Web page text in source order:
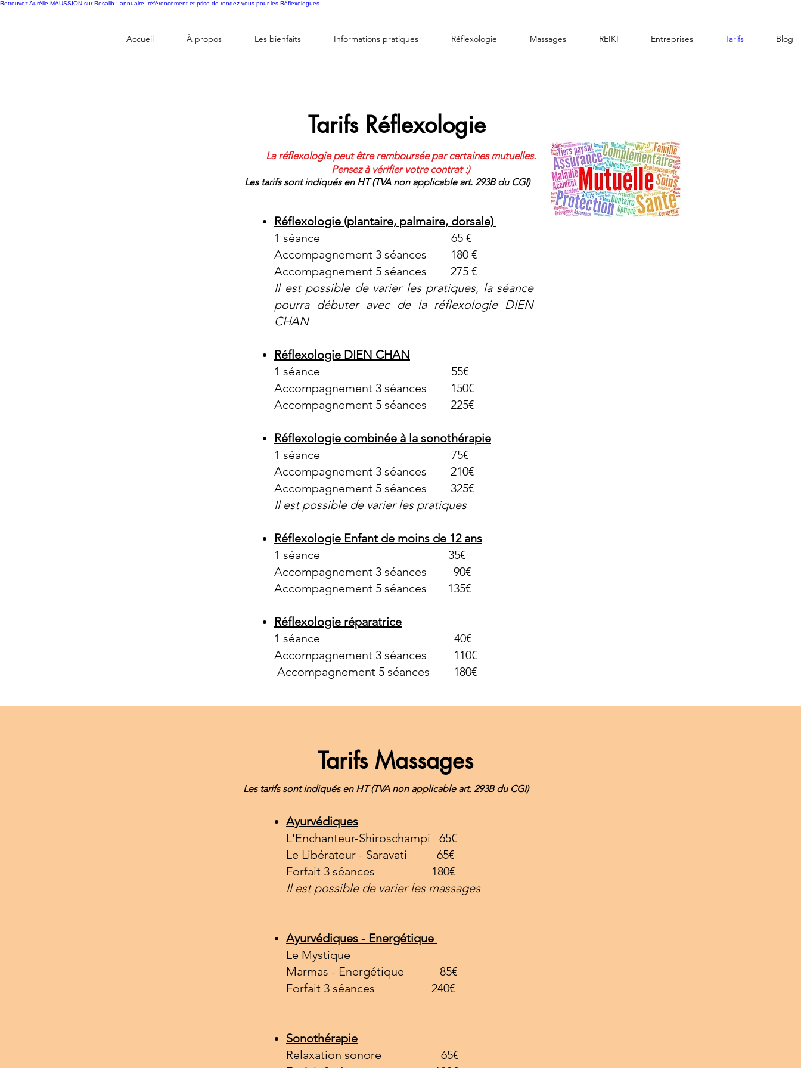
Retrouvez Aurélie MAUSSION sur Resalib : annuaire, référencement et prise de rendez-vous pour les Réflexologues
Accueil À propos Les bienfaits Informations pratiques Réflexologie Massages REIKI Entreprises Tarifs Blog
Tarifs Réflexologie
La réflexologie peut être remboursée par certaines mutuelles.
Pensez à vérifier votre contrat :)
Les tarifs sont indiqués en HT (TVA non applicable art. 293B du CGI)
Réflexologie (plantaire, palmaire, dorsale)
1 séance 65 €
Accompagnement 3 séances 180 €
Accompagnement 5 séances 275 €
Il est possible de varier les pratiques, la séance
pourra débuter avec de la réflexologie DIEN
CHAN
Réflexologie DIEN CHAN
1 séance 55€
Accompagnement 3 séances 150€
Accompagnement 5 séances 225€
Réflexologie combinée à la sonothérapie
1 séance 75€
Accompagnement 3 séances 210€
Accompagnement 5 séances 325€
Il est possible de varier les pratiques
Réflexologie Enfant de moins de 12 ans
1 séance 35€
Accompagnement 3 séances 90€
Accompagnement 5 séances 135€
Réflexologie réparatrice
1 séance 40€
Accompagnement 3 séances 110€
Accompagnement 5 séances 180€
Tarifs Massages
Les tarifs sont indiqués en HT (TVA non applicable art. 293B du CGI)
Ayurvédiques
L'Enchanteur-Shiroschampi 65€
Le Libérateur - Saravati 65€
Forfait 3 séances 180€
Il est possible de varier les massages
Ayurvédiques - Energétique
Le Mystique
Marmas - Energétique 85€
Forfait 3 séances 240€
Sonothérapie
Relaxation sonore 65€